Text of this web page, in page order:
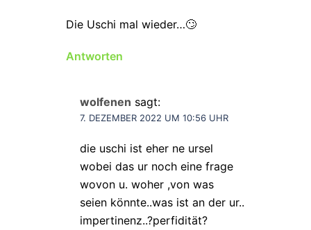
Die Uschi mal wieder…🙄
Antworten
wolfenen sagt:
7. DEZEMBER 2022 UM 10:56 UHR
die uschi ist eher ne ursel
wobei das ur noch eine frage
wovon u. woher ,von was
seien könnte..was ist an der ur..
impertinenz..?perfidität?